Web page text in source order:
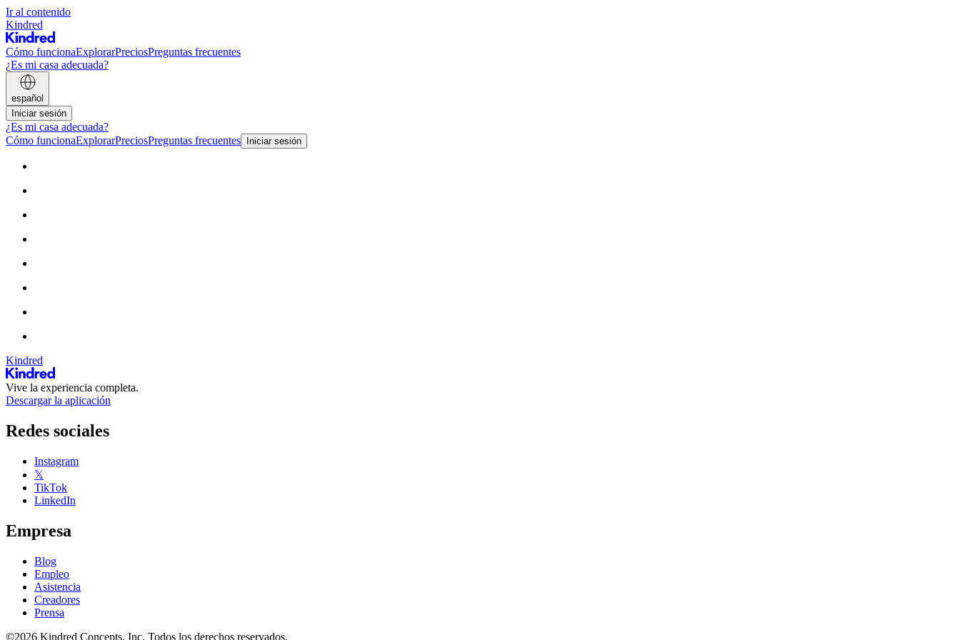
Ir al contenido
Kindred
Cómo funcionaExplorarPreciosPreguntas frecuentes
¿Es mi casa adecuada?
español
Iniciar sesión
¿Es mi casa adecuada?
Cómo funcionaExplorarPreciosPreguntas frecuentes Iniciar sesión
Kindred
Vive la experiencia completa.
Descargar la aplicación
Redes sociales
Instagram
𝕏
TikTok
LinkedIn
Empresa
Blog
Empleo
Asistencia
Creadores
Prensa
©2026 Kindred Concepts, Inc. Todos los derechos reservados.